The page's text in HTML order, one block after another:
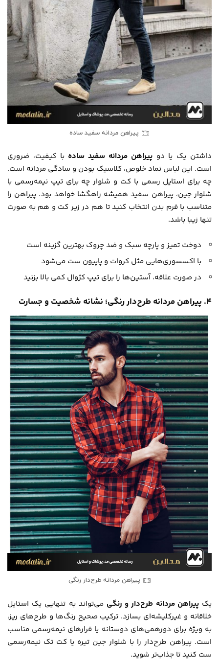
پیراهن مردانه سفید ساده
داشتن یک یا دوپیراهن مردانه سفید ساده با کیفیت، ضروری
است. این لباس نماد خلوص، کلاسیک بودن و سادگی مردانه است.
چه برای استایل رسمی با کت و شلوار چه برای تیپ نیمه‌رسمی با
شلوار جین، پیراهن سفید همیشه راهگشا خواهد بود. پیراهن را
متناسب با فرم بدن انتخاب کنید تا هم در زیر کت و هم به صورت
تنها زیبا باشد.
دوخت تمیز و پارچه سبک و ضد چروک بهترین گزینه است
با اکسسوری‌هایی مثل کروات و پاپیون ست می‌شود
در صورت علاقه، آستین‌ها را برای تیپ کژوال کمی بالا بزنید
۴. پیراهن مردانه طرح‌دار رنگی؛ نشانه شخصیت و جسارت
پیراهن مردانه طرح‌دار رنگی
یکپیراهن مردانه طرح‌دار و رنگی می‌تواند به تنهایی یک استایل
خلاقانه و غیرکلیشه‌ای بسازد. ترکیب صحیح رنگ‌ها و طرح‌های ریز،
به ویژه برای دورهمی‌های دوستانه یا قرارهای نیمه‌رسمی مناسب
است. پیراهن طرح‌دار را با شلوار جین تیره یا کت تک نیمه‌رسمی
ست کنید تا جذاب‌تر شوید.